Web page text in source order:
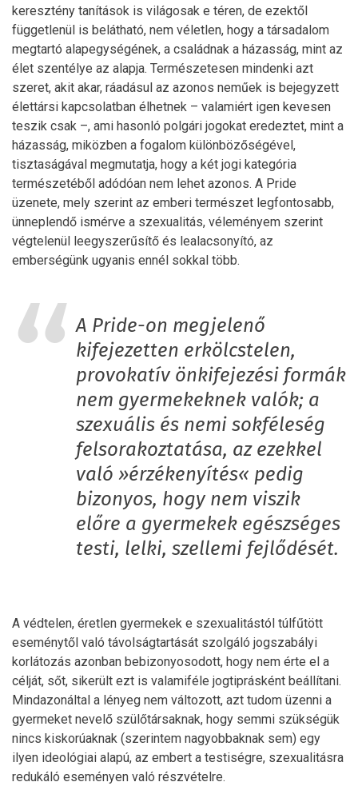
keresztény tanítások is világosak e téren, de ezektől
függetlenül is belátható, nem véletlen, hogy a társadalom
megtartó alapegységének, a családnak a házasság, mint az
élet szentélye az alapja. Természetesen mindenki azt
szeret, akit akar, ráadásul az azonos neműek is bejegyzett
élettársi kapcsolatban élhetnek – valamiért igen kevesen
teszik csak –, ami hasonló polgári jogokat eredeztet, mint a
házasság, miközben a fogalom különbözőségével,
tisztaságával megmutatja, hogy a két jogi kategória
természetéből adódóan nem lehet azonos. A Pride
üzenete, mely szerint az emberi természet legfontosabb,
ünneplendő ismérve a szexualitás, véleményem szerint
végtelenül leegyszerűsítő és lealacsonyító, az
emberségünk ugyanis ennél sokkal több.
A Pride-on megjelenő
kifejezetten erkölcstelen,
provokatív önkifejezési formák
nem gyermekeknek valók; a
szexuális és nemi sokféleség
felsorakoztatása, az ezekkel
való »érzékenyítés« pedig
bizonyos, hogy nem viszik
előre a gyermekek egészséges
testi, lelki, szellemi fejlődését.
A védtelen, éretlen gyermekek e szexualitástól túlfűtött
eseménytől való távolságtartását szolgáló jogszabályi
korlátozás azonban bebizonyosodott, hogy nem érte el a
célját, sőt, sikerült ezt is valamiféle jogtiprásként beállítani.
Mindazonáltal a lényeg nem változott, azt tudom üzenni a
gyermeket nevelő szülőtársaknak, hogy semmi szükségük
nincs kiskorúaknak (szerintem nagyobbaknak sem) egy
ilyen ideológiai alapú, az embert a testiségre, szexualitásra
redukáló eseményen való részvételre.